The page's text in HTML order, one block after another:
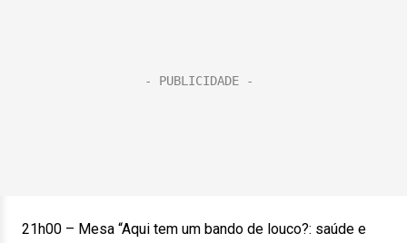
21h00 – Mesa “Aqui tem um bando de louco?: saúde e